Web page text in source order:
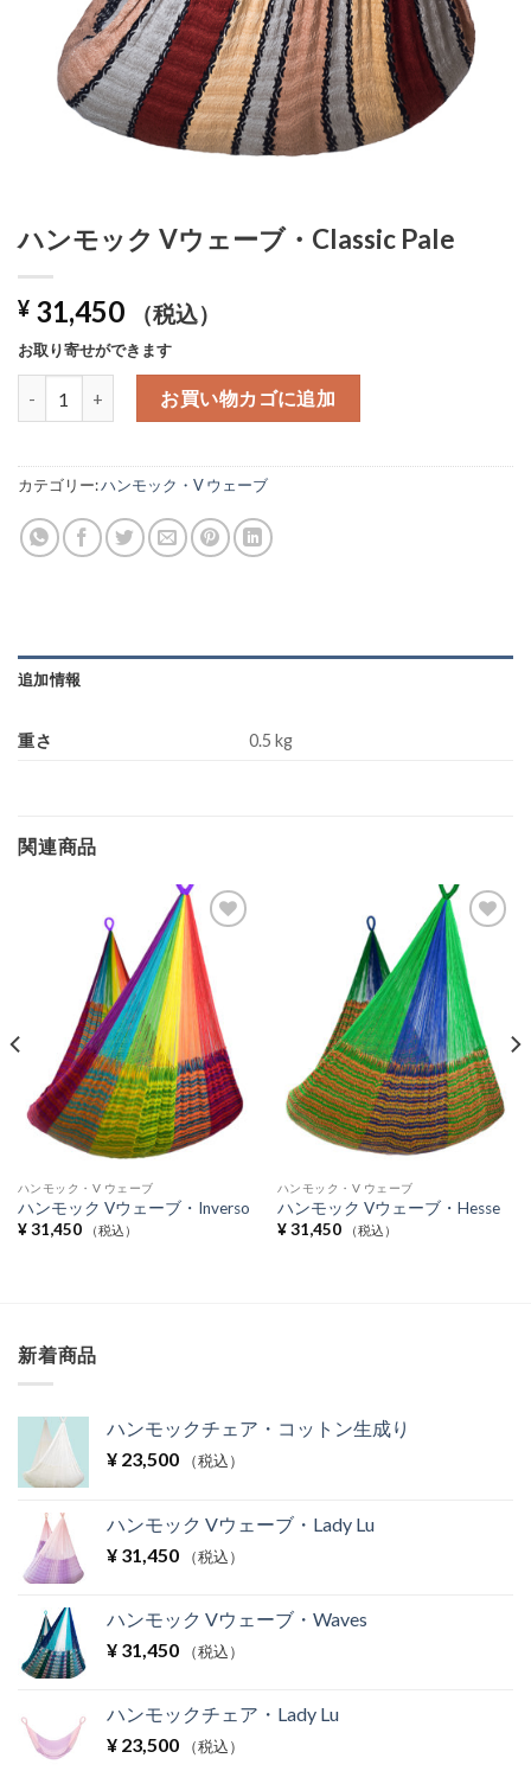
ハンモック Vウェーブ・Classic Pale
¥ 31,450 （税込）
お取り寄せができます
ハンモック Vウェーブ・Classic Pale個
お買い物カゴに追加
カテゴリー:ハンモック・V ウェーブ
追加情報
重さ 0.5 kg
関連商品
Add to
Wishlist
ハンモック・V ウェーブ
ハンモック Vウェーブ・Inverso
¥31,450 （税込）
Add to
Wishlist
ハンモック・V ウェーブ
ハンモック Vウェーブ・Hesse
¥31,450 （税込）
新着商品
ハンモックチェア・コットン生成り
¥ 23,500 （税込）
ハンモック Vウェーブ・Lady Lu
¥ 31,450 （税込）
ハンモック Vウェーブ・Waves
¥ 31,450 （税込）
ハンモックチェア・Lady Lu
¥ 23,500 （税込）